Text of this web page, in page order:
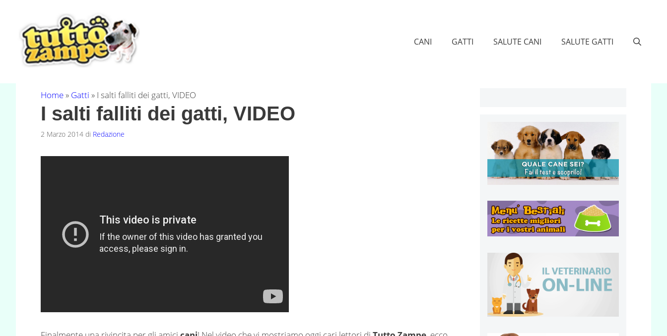
contenuto
CANI GATTI SALUTE CANI SALUTE GATTI
Home» Gatti » I salti falliti dei gatti, VIDEO
I salti falliti dei gatti, VIDEO
2 Marzo 2014 di Redazione